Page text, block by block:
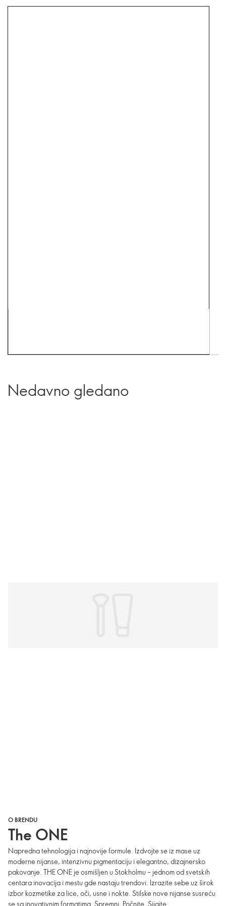
Nedavno gledano
O BRENDU
The ONE
Napredna tehnologija i najnovije formule. Izdvojte se iz mase uz
moderne nijanse, intenzivnu pigmentaciju i elegantno, dizajnersko
pakovanje. THE ONE je osmišljen u Stokholmu – jednom od svetskih
centara inovacija i mestu gde nastaju trendovi. Izrazite sebe uz širok
izbor kozmetike za lice, oči, usne i nokte. Stilske nove nijanse susreću
se sa inovativnim formatima. Spremni. Počnite. Sijajte.